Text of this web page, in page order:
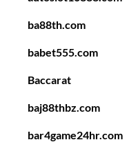
ba88th.com
babet555.com
Baccarat
baj88thbz.com
bar4game24hr.com